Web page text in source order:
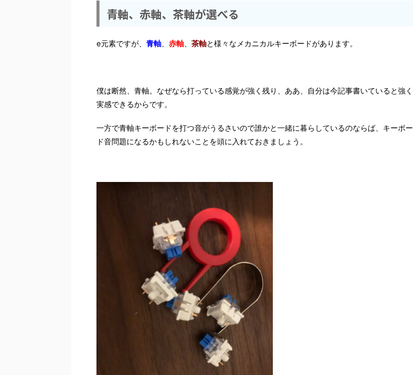
青軸、赤軸、茶軸が選べる
e元素ですが、 青軸、 赤軸、 茶軸と様々なメカニカルキーボードがあります。
僕は断然、青軸。なぜなら打っている感覚が強く残り、ああ、自分は今記事書いていると強く
実感できるからです。
一方で青軸キーボードを打つ音がうるさいので誰かと一緒に暮らしているのならば、キーボー
ド音問題になるかもしれないことを頭に入れておきましょう。